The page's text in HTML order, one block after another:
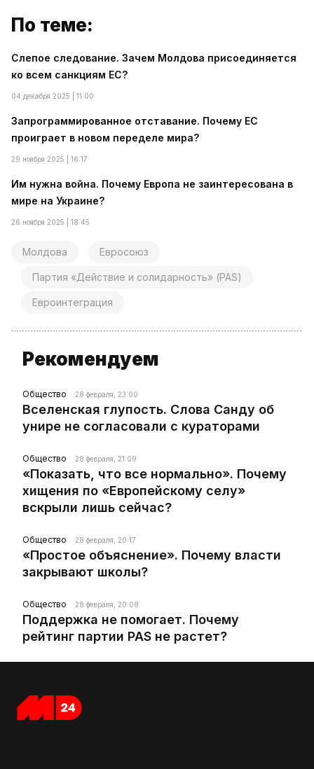
По теме:
Слепое следование. Зачем Молдова присоединяется
ко всем санкциям ЕС?
04 декабря 2025 | 11:00
Запрограммированное отставание. Почему ЕС
проиграет в новом переделе мира?
29 ноября 2025 | 16:17
Им нужна война. Почему Европа не заинтересована в
мире на Украине?
26 ноября 2025 | 18:45
Молдова Евросоюз
Партия «Действие и солидарность» (PAS)
Евроинтеграция
Рекомендуем
Общество 28 февраля, 23:00
Вселенская глупость. Слова Санду об
унире не согласовали с кураторами
Общество 28 февраля, 21:09
«Показать, что все нормально». Почему
хищения по «Европейскому селу»
вскрыли лишь сейчас?
Общество 28 февраля, 20:17
«Простое объяснение». Почему власти
закрывают школы?
Общество 28 февраля, 20:08
Поддержка не помогает. Почему
рейтинг партии PAS не растет?